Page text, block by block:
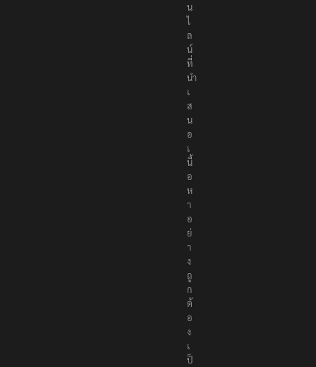
น
ไ
ล
น์
ที่
นำ
เ
ส
น
อ
เ
นื้
อ
ห
า
อ
ย่
า
ง
ถู
ก
ต้
อ
ง
เ
ป็